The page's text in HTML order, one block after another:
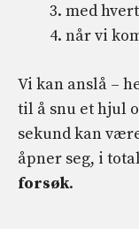
med
når vi
Vi kan anslå –
til å snu et hjul
sekund kan
åpner seg, i
forsøk.